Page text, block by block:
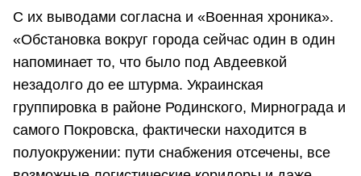
С их выводами согласна и «Военная хроника».
«Обстановка вокруг города сейчас один в один
напоминает то, что было под Авдеевкой
незадолго до ее штурма. Украинская
группировка в районе Родинского, Мирнограда и
самого Покровска, фактически находится в
полуокружении: пути снабжения отсечены, все